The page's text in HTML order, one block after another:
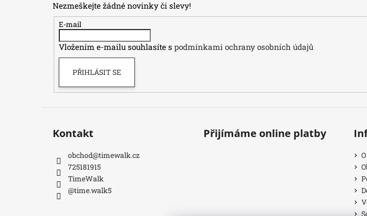
Nezmeškejte žádné novinky či slevy!
E-mail
Vložením e-mailu souhlasíte s podmínkami ochrany osobních údajů
PŘIHLÁSIT SE
Kontakt
obchod@timewalk.cz
725181915
TimeWalk
@time.walk5
Přijímáme online platby